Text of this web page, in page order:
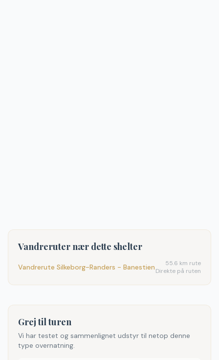
Vandreruter nær dette shelter
Vandrerute Silkeborg-Randers - Banestien 55.6 km rute
Direkte på ruten
Grej til turen
Vi har testet og sammenlignet udstyr til netop denne
type overnatning.